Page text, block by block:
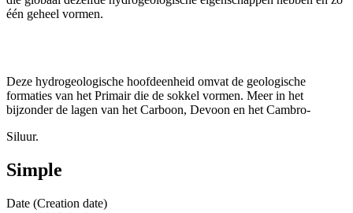
één geheel vormen.
Deze hydrogeologische hoofdeenheid omvat de geologische
formaties van het Primair die de sokkel vormen. Meer in het
bijzonder de lagen van het Carboon, Devoon en het Cambro-
Siluur.
Simple
Date (Creation date)